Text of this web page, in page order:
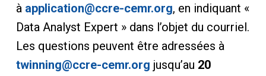
à application@ccre-cemr.org, en indiquant «
Data Analyst Expert » dans l’objet du courriel.
Les questions peuvent être adressées à
twinning@ccre-cemr.org jusqu’au 20